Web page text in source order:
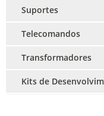
Suportes
Telecomandos
Transformadores
Kits de